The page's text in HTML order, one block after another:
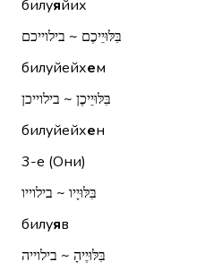
билуяйих
בִּלּוּיֵיכֶם ~ בילוייכם
билуйейхем
בִּלּוּיֵיכֶן ~ בילוייכן
билуйейхен
3-е (Они)
בִּלּוּיָיו ~ בילוייו
билуяв
בִּלּוּיֶיהָ ~ בילוייה